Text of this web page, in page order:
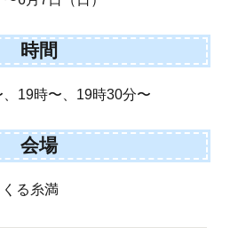
時間
19時〜、19時30分〜
会場
る糸満